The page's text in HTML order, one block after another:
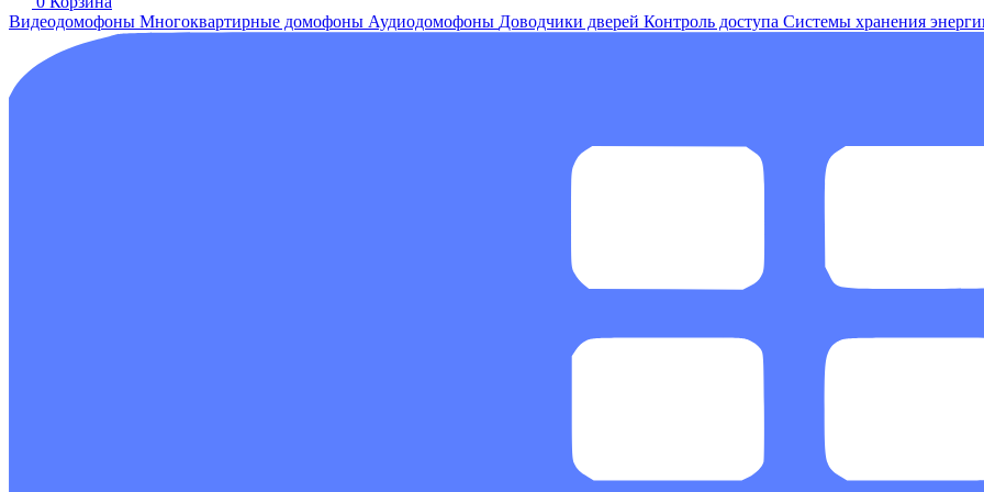
Видеодомофоны Многоквартирные домофоны Аудиодомофоны Доводчики дверей Контроль доступа Системы хранения